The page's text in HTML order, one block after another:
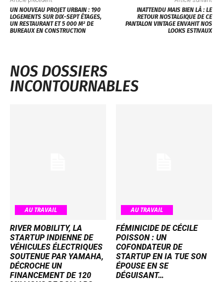
UN NOUVEAU PROJET URBAIN : 190
LOGEMENTS SUR DIX-SEPT ÉTAGES,
UN RESTAURANT ET 5 000 M² DE
BUREAUX EN CONSTRUCTION
INATTENDU MAIS BIEN LÀ : LE
RETOUR NOSTALGIQUE DE CE
PANTALON VINTAGE ENVAHIT NOS
LOOKS ESTIVAUX
NOS DOSSIERS
INCONTOURNABLES
AU TRAVAIL
RIVER MOBILITY, LA
STARTUP INDIENNE DE
VÉHICULES ÉLECTRIQUES
SOUTENUE PAR YAMAHA,
DÉCROCHE UN
FINANCEMENT DE 120
AU TRAVAIL
FÉMINICIDE DE CÉCILE
POISSON : UN
COFONDATEUR DE
STARTUP EN IA TUE SON
ÉPOUSE EN SE
DÉGUISANT…